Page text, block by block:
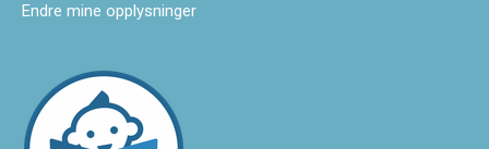
Endre mine opplysninger